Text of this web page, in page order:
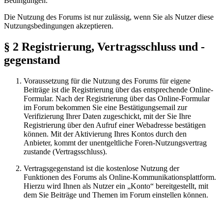
Die Nutzung des Forums ist nur zulässig, wenn Sie als Nutzer diese
Nutzungsbedingungen akzeptieren.
§ 2 Registrierung, Vertragsschluss und -
gegenstand
Voraussetzung für die Nutzung des Forums für eigene
Beiträge ist die Registrierung über das entsprechende Online-
Formular. Nach der Registrierung über das Online-Formular
im Forum bekommen Sie eine Bestätigungsemail zur
Verifizierung Ihrer Daten zugeschickt, mit der Sie Ihre
Registrierung über den Aufruf einer Webadresse bestätigen
können. Mit der Aktivierung Ihres Kontos durch den
Anbieter, kommt der unentgeltliche Foren-Nutzungsvertrag
zustande (Vertragsschluss).
Vertragsgegenstand ist die kostenlose Nutzung der
Funktionen des Forums als Online-Kommunikationsplattform.
Hierzu wird Ihnen als Nutzer ein „Konto“ bereitgestellt, mit
dem Sie Beiträge und Themen im Forum einstellen können.